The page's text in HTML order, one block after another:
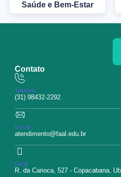
Saúde e Bem-Estar
Contato
Telefone
(31) 98432-2292
E-mail
atendimento@faal.edu.br
Local
R. da Carioca, 527 - Copacabana,